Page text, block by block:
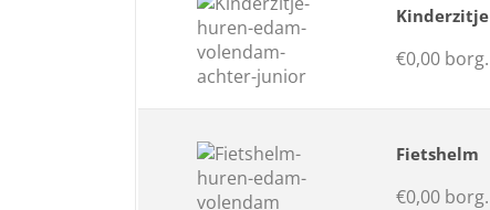
Kinderzitje
€0,00 borg.
Fietshelm
€0,00 borg.